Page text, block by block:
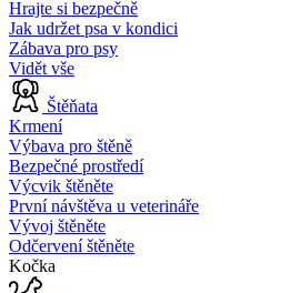
Hrajte si bezpečně
Jak udržet psa v kondici
Zábava pro psy
Vidět vše
Štěňata
Krmení
Výbava pro štěně
Bezpečné prostředí
Výcvik štěněte
První návštěva u veterináře
Vývoj štěněte
Odčervení štěněte
Kočka